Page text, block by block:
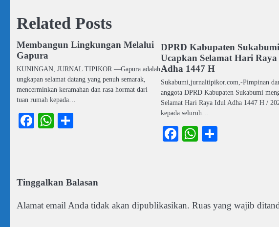
Related Posts
Membangun Lingkungan Melalui
Gapura
KUNINGAN, JURNAL TIPIKOR —Gapura adalah
ungkapan selamat datang yang penuh semarak,
mencerminkan keramahan dan rasa hormat dari
tuan rumah kepada…
Facebook
WhatsApp
DPRD Kabupaten Sukabumi
Ucapkan Selamat Hari
Adha 1447 H
Sukabumi,jurnaltipikor.com,-Pimpinan
anggota DPRD Kabupaten Sukabumi
Selamat Hari Raya Idul Adha 1447 H /
kepada seluruh…
Facebook
WhatsApp
Tinggalkan Balasan
Alamat email Anda tidak akan dipublikasikan. Ruas yang wajib